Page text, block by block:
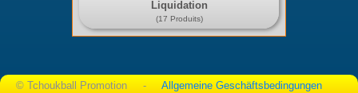
Liquidation
(17 Produits)
© Tchoukball Promotion - Allgemeine Geschäftsbedingungen